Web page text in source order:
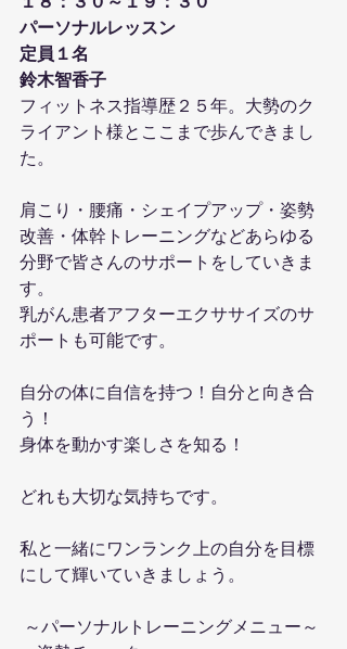
パーソナルレッスン
定員１名
鈴木智香子
フィットネス指導歴２５年。大勢のク
ライアント様とここまで歩んできまし
た。
肩こり・腰痛・シェイプアップ・姿勢
改善・体幹トレーニングなどあらゆる
分野で皆さんのサポートをしていきま
す。
乳がん患者アフターエクササイズのサ
ポートも可能です。
自分の体に自信を持つ！自分と向き合
う！
身体を動かす楽しさを知る！
どれも大切な気持ちです。
私と一緒にワンランク上の自分を目標
にして輝いていきましょう。
～パーソナルトレーニングメニュー～